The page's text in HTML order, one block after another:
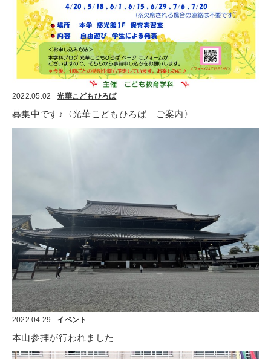
2022.05.02 光華こどもひろば
募集中です♪〈光華こどもひろば　ご案内〉
2022.04.29 イベント
本山参拝が行われました